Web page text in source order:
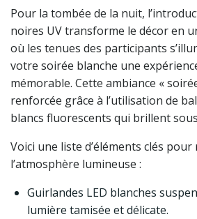
Pour la tombée de la nuit,
noires UV transforme le décor en
où les tenues des participants
votre soirée blanche une
mémorable. Cette ambiance «
renforcée grâce à l’utilisation de
blancs fluorescents qui brillent
Voici une liste d’éléments clés pour
l’atmosphère lumineuse :
Guirlandes LED blanches
lumière tamisée et délicate.